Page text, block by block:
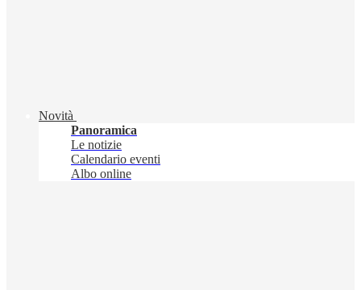
Novità
Panoramica
Le notizie
Calendario eventi
Albo online